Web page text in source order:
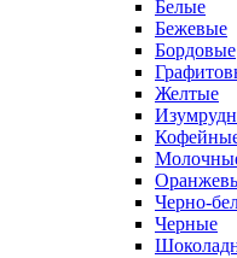
Белые
Бежевые
Бордовые
Желтые
Черно-
Черные